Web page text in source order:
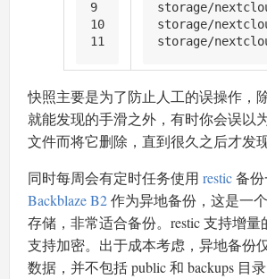
9
10
11
storage/
storage/
storage/
快照主要是为了防止人工的误操作，
就能发现的手滑之外，有时你会误以
文件而将它删除，直到很久之后才发
同时每周会有定时任务使用 restic备
Backblaze B2作为异地备份，这是一
存储，非常适合备份。restic 支持增
支持加密。出于成本考虑，异地备份
数据，并不包括 public 和 backups 目录